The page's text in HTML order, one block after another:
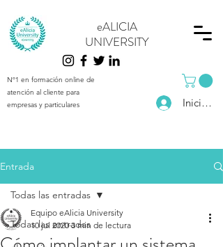
eALICIA
UNIVERSITY
Nº1 en formación online de
atención al cliente para
empresas y particulares
Iniciar
Entrada
Todas las entradas
Todas las entradas
Equipo eAlicia University
10 jul 2020 3 min de lectura